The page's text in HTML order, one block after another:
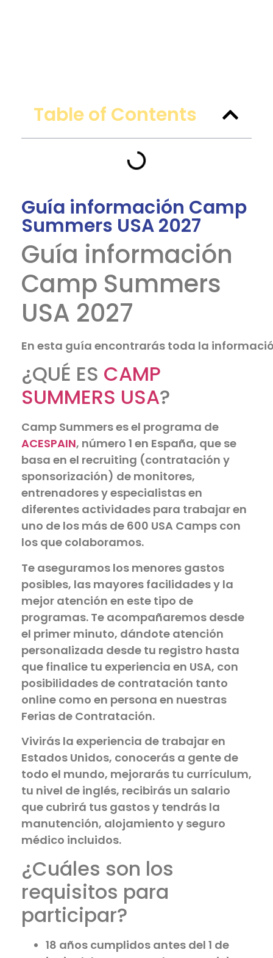
Table of Contents
Guía información Camp
Summers USA 2027
Guía información
Camp Summers
USA 2027
En esta guía encontrarás toda la
¿QUÉ ES CAMP
SUMMERS USA?
Camp Summers es el programa de
ACESPAIN, número 1 en España, que se
basa en el recruiting (contratación y
sponsorización) de monitores,
entrenadores y especialistas en
diferentes actividades para trabajar en
uno de los más de 600 USA Camps con
los que colaboramos.
Te aseguramos los menores gastos
posibles, las mayores facilidades y la
mejor atención en este tipo de
programas. Te acompañaremos desde
el primer minuto, dándote atención
personalizada desde tu registro hasta
que finalice tu experiencia en USA, con
posibilidades de contratación tanto
online como en persona en nuestras
Ferias de Contratación.
Vivirás la experiencia de trabajar en
Estados Unidos, conocerás a gente de
todo el mundo, mejorarás tu currículum,
tu nivel de inglés, recibirás un salario
que cubrirá tus gastos y tendrás la
manutención, alojamiento y seguro
médico incluidos.
¿Cuáles son los
requisitos para
participar?
18 años cumplidos antes del 1 de